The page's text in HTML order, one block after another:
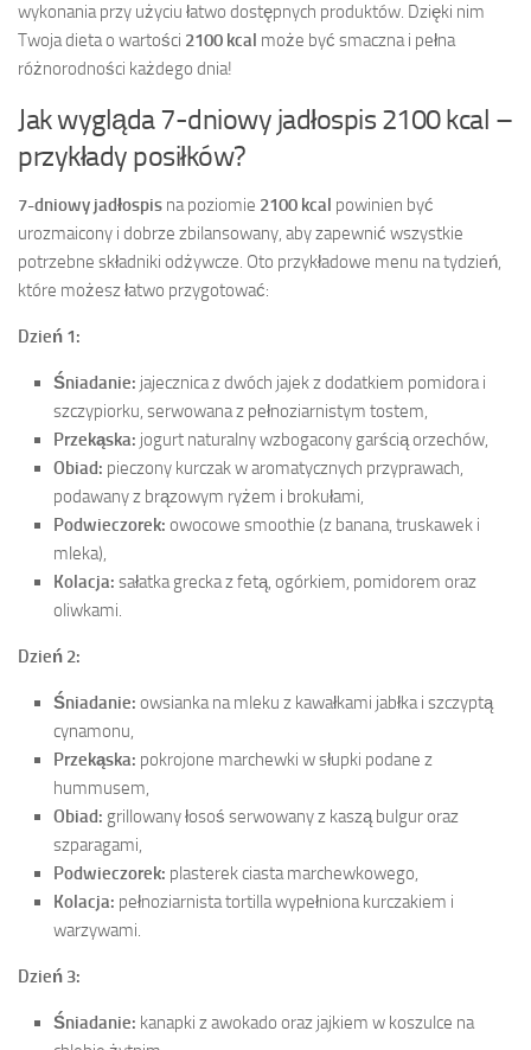
wykonania przy użyciu łatwo dostępnych produktów. Dzięki nim
Twoja dieta o wartości 2100 kcal może być smaczna i pełna
różnorodności każdego dnia!
Jak wygląda 7-dniowy jadłospis 2100 kcal –
przykłady posiłków?
7-dniowy jadłospis na poziomie 2100 kcal powinien być
urozmaicony i dobrze zbilansowany, aby zapewnić wszystkie
potrzebne składniki odżywcze. Oto przykładowe menu na tydzień,
które możesz łatwo przygotować:
Dzień 1:
Śniadanie: jajecznica z dwóch jajek z dodatkiem pomidora i
szczypiorku, serwowana z pełnoziarnistym tostem,
Przekąska: jogurt naturalny wzbogacony garścią orzechów,
Obiad: pieczony kurczak w aromatycznych przyprawach,
podawany z brązowym ryżem i brokułami,
Podwieczorek: owocowe smoothie (z banana, truskawek i
mleka),
Kolacja: sałatka grecka z fetą, ogórkiem, pomidorem oraz
oliwkami.
Dzień 2:
Śniadanie: owsianka na mleku z kawałkami jabłka i szczyptą
cynamonu,
Przekąska: pokrojone marchewki w słupki podane z
hummusem,
Obiad: grillowany łosoś serwowany z kaszą bulgur oraz
szparagami,
Podwieczorek: plasterek ciasta marchewkowego,
Kolacja: pełnoziarnista tortilla wypełniona kurczakiem i
warzywami.
Dzień 3:
Śniadanie: kanapki z awokado oraz jajkiem w koszulce na